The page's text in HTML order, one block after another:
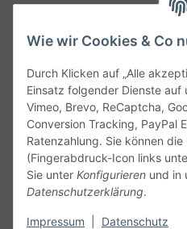
Wie wir Cookies & Co
Durch Klicken auf „Alle
Einsatz folgender Dienste auf
Vimeo, Brevo, ReCaptcha,
Conversion Tracking, PayPal
Ratenzahlung. Sie können
(Fingerabdruck-Icon links
Sie unter Konfigurieren und in
Datenschutzerklärung.
Impressum Datenschutz
Service
Gesetzliche Informationen
Alle technischen Angaben ohne
Angaben vorbehalten. Wenn
unseren Kundenservice.